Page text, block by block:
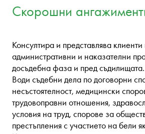
Скорошни
Консултира и представлява
административни и наказателни
досъдебна фаза и пред съдилищата.
Води съдебни дела по договорни
несъстоятелност, медицински
трудовоправни отношения,
условия на труд, спорове за
престъпления с участието на бели